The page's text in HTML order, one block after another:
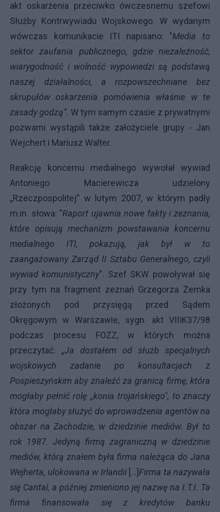
akt oskarżenia przeciwko ówczesnemu szefowi
Służby Kontrwywiadu Wojskowego. W wydanym
wówczas komunikacie ITI napisano: "Media to
sektor zaufania publicznego, gdzie niezależność,
wiarygodność i wolność wypowiedzi są podstawą
naszej działalności, a rozpowszechniane bez
skrupułów oskarżenia pomówienia właśnie w te
zasady godzą”. W tym samym czasie z prywatnymi
pozwami wystąpili także założyciele grupy - Jan
Wejchert i Mariusz Walter.
Reakcję koncernu medialnego wywołał wywiad
Antoniego Macierewicza udzielony
„Rzeczpospolitej” w lutym 2007, w którym padły
m.in. słowa: "Raport ujawnia nowe fakty i zeznania,
które opisują mechanizm powstawania koncernu
medialnego ITI, pokazują, jak był w to
zaangażowany Zarząd II Sztabu Generalnego, czyli
wywiad komunistyczny". Szef SKW powoływał się
przy tym na fragment zeznań Grzegorza Żemka
złożonych pod przysięgą przed Sądem
Okręgowym w Warszawie, sygn. akt VIIIK37/98
podczas procesu FOZZ, w których można
przeczytać: „Ja dostałem od służb specjalnych
wojskowych zadanie po konsultacjach z
Pospieszyńskim aby znaleźć za granicą firmę, która
mogłaby pełnić rolę „konia trojańskiego", to znaczy
która mogłaby służyć do wprowadzenia agentów na
obszar na Zachodzie, w dziedzinie mediów. Był to
rok 1987. Jedyną firmą zagraniczną w dziedzinie
mediów, którą znałem była firma należąca do Jana
Wejherta, ulokowana w Irlandii[...] Firma ta nazywała
się Cantal, a później zmieniono jej nazwę na I.T.I. Ta
firma finansowała się z kredytów banku